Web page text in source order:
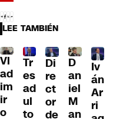
LEE TAMBIÉN
Vl
ad
im
ir
o
Tr
es
ad
ul
to
Di
re
ct
or
de
D
an
iel
M
an
Iv
án
Ar
ri